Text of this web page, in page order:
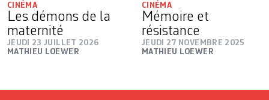
CINÉMA
Les démons de la
maternité
JEUDI 23 JUILLET 2026
MATHIEU LOEWER
CINÉMA
Mémoire et
résistance
JEUDI 27 NOVEMBRE 2025
MATHIEU LOEWER